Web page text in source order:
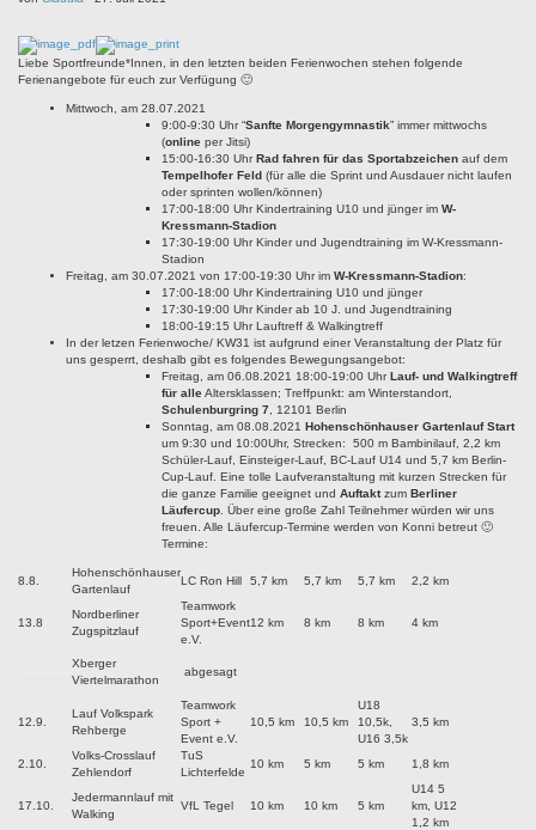
Liebe Sportfreunde*Innen, in den letzten beiden Ferienwochen stehen folgende
Ferienangebote für euch zur Verfügung 🙂
Mittwoch, am 28.07.2021
9:00-9:30 Uhr “Sanfte Morgengymnastik” immer mittwochs
(online per Jitsi)
15:00-16:30 UhrRad fahren für das Sportabzeichen auf dem
Tempelhofer Feld (für alle die Sprint und Ausdauer nicht laufen
oder sprinten wollen/können)
17:00-18:00 Uhr Kindertraining U10 und jünger im W-
Kressmann-Stadion
17:30-19:00 Uhr Kinder und Jugendtraining im W-Kressmann-
Stadion
Freitag, am 30.07.2021 von 17:00-19:30 Uhr im W-Kressmann-Stadion:
17:00-18:00 Uhr Kindertraining U10 und jünger
17:30-19:00 Uhr Kinder ab 10 J. und Jugendtraining
18:00-19:15 Uhr Lauftreff & Walkingtreff
In der letzen Ferienwoche/ KW31 ist aufgrund einer Veranstaltung der Platz für
uns gesperrt, deshalb gibt es folgendes Bewegungsangebot:
Freitag, am 06.08.2021 18:00-19:00 UhrLauf- und Walkingtreff
für alleAltersklassen; Treffpunkt: am Winterstandort,
Schulenburgring 7 , 12101 Berlin
Sonntag, am 08.08.2021 Hohenschönhauser Gartenlauf Start
um 9:30 und 10:00Uhr, Strecken: 500 m Bambinilauf, 2,2 km
Schüler-Lauf, Einsteiger-Lauf, BC-Lauf U14 und 5,7 km Berlin-
Cup-Lauf. Eine tolle Laufveranstaltung mit kurzen Strecken für
die ganze Familie geeignet und Auftaktzum Berliner
Läufercup . Über eine große Zahl Teilnehmer würden wir uns
freuen. Alle Läufercup-Termine werden von Konni betreut 🙂
Termine:
8.8.
Hohenschönhauser
Gartenlauf
LC Ron Hill 5,7 km 5,7 km 5,7 km 2,2 km
13.8
Nordberliner
Zugspitzlauf
Teamwork
Sport+Event
e.V.
12 km 8 km 8 km 4 km
Xberger
Viertelmarathon
abgesagt
12.9.
Lauf Volkspark
Rehberge
Teamwork
Sport +
Event e.V.
10,5 km 10,5 km
U18
10,5k,
U16 3,5k
3,5 km
2.10.
Volks-Crosslauf
Zehlendorf
TuS
Lichterfelde
10 km 5 km 5 km 1,8 km
17.10.
Jedermannlauf mit
Walking
VfL Tegel 10 km 10 km 5 km
U14 5
km, U12
1,2 km